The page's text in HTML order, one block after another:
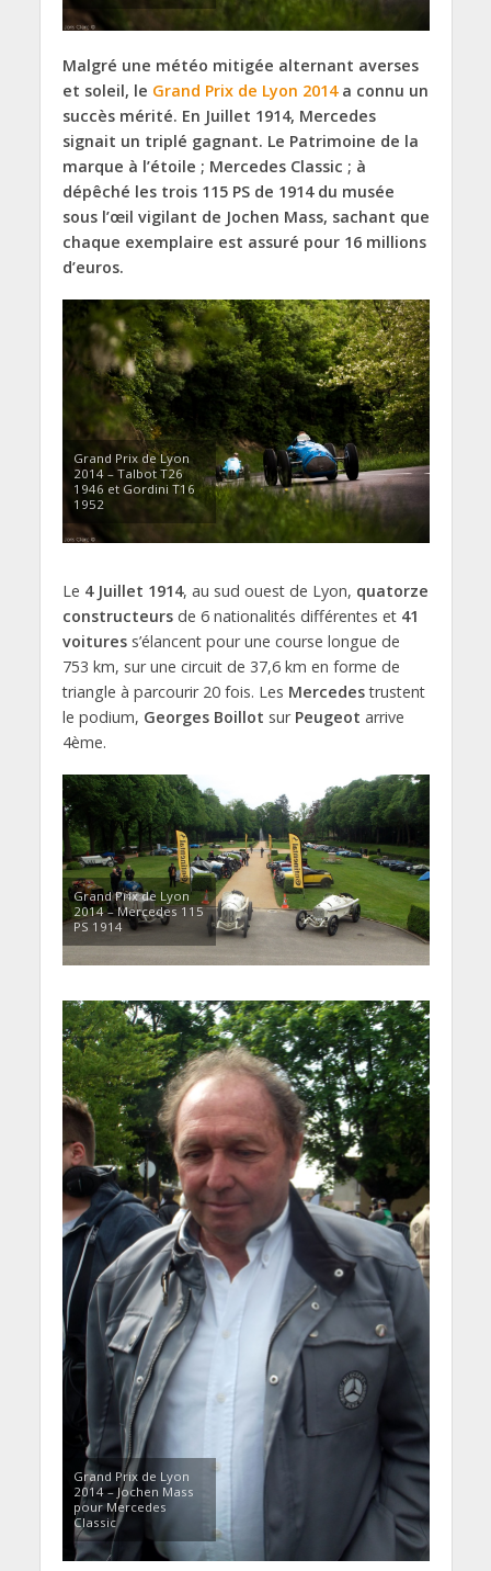
Malgré une météo mitigée alternant averses
et soleil, le Grand Prix de Lyon 2014a connu un
succès mérité. En Juillet 1914, Mercedes
signait un triplé gagnant. Le Patrimoine de la
marque à l’étoile ; Mercedes Classic ; à
dépêché les trois 115 PS de 1914 du musée
sous l’œil vigilant de Jochen Mass, sachant que
chaque exemplaire est assuré pour 16 millions
d’euros.
Grand Prix de Lyon
2014 – Talbot T26
1946 et Gordini T16
1952
Le 4 Juillet 1914, au sud ouest de Lyon, quatorze
constructeursde 6 nationalités différentes et 41
voituress’élancent pour une course longue de
753 km, sur une circuit de 37,6 km en forme de
triangle à parcourir 20 fois. Les Mercedestrustent
le podium, Georges Boillot sur Peugeot arrive
4ème.
Grand Prix de Lyon
2014 – Mercedes 115
PS 1914
Grand Prix de Lyon
2014 – Jochen Mass
pour Mercedes
Classic